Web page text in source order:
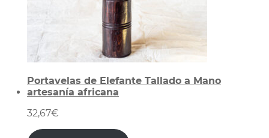
Portavelas de Elefante Tallado a Mano
artesanía africana
32,67€